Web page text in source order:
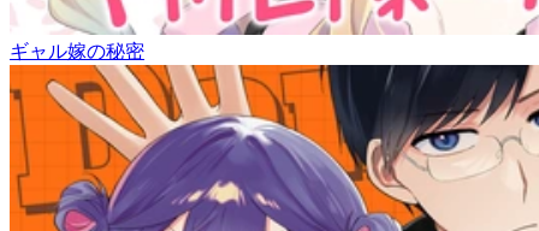
ギャル嫁の秘密